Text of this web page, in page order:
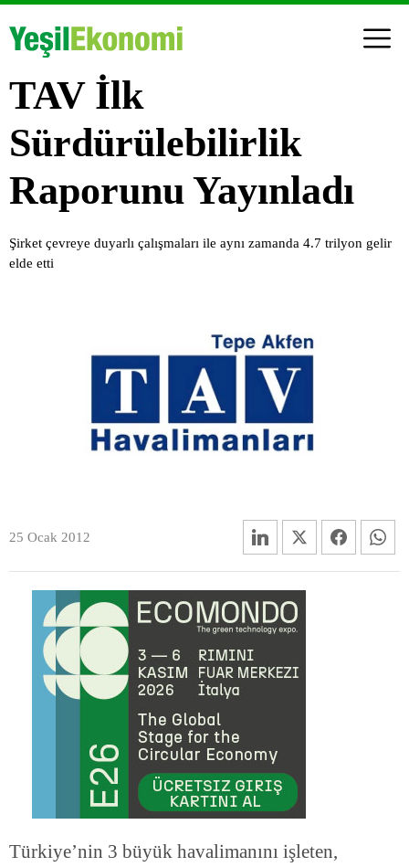
TAV İlk
Sürdürülebilirlik
Raporunu Yayınladı
Şirket çevreye duyarlı çalışmaları ile aynı zamanda 4.7 trilyon gelir
elde etti
25 Ocak 2012
Türkiye’nin 3 büyük havalimanını işleten,